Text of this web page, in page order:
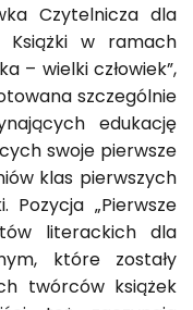
Czytelnicza dla
w ramach
– wielki człowiek”,
szczególnie
edukację
swoje pierwsze
klas pierwszych
Pozycja „Pierwsze
literackich dla
które zostały
twórców książek